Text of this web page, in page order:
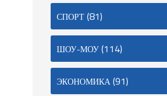
СПОРТ(81)
ШОУ-МОУ(114)
ЭКОНОМИКА(91)